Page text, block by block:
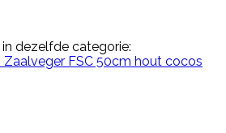
dezelfde categorie: